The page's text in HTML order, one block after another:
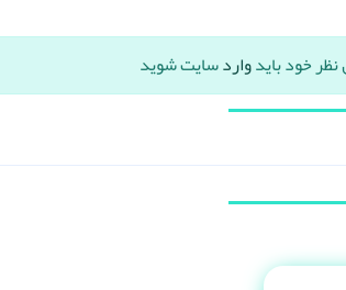
خود بایدواردسایت شوید